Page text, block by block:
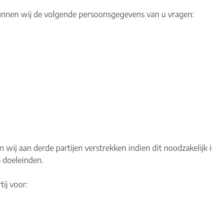
wij de volgende persoonsgegevens van u vragen:
wij aan derde partijen verstrekken indien dit noodzakelijk
voor: